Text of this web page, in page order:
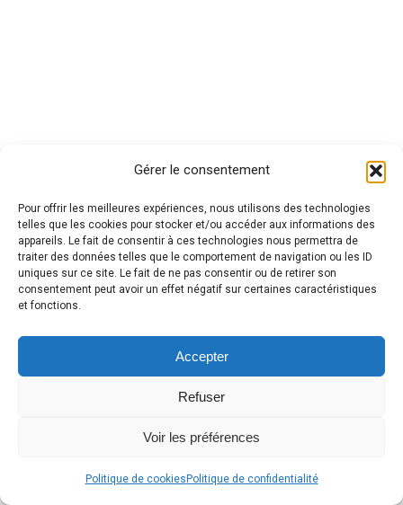
Gérer le consentement
Pour offrir les meilleures expériences, nous utilisons des technologies
telles que les cookies pour stocker et/ou accéder aux informations des
appareils. Le fait de consentir à ces technologies nous permettra de
traiter des données telles que le comportement de navigation ou les ID
uniques sur ce site. Le fait de ne pas consentir ou de retirer son
consentement peut avoir un effet négatif sur certaines caractéristiques
et fonctions.
Accepter
Refuser
Voir les préférences
Politique de cookies Politique de confidentialité